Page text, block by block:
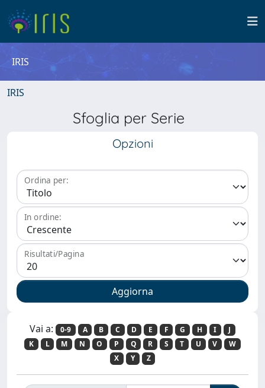
IRIS
IRIS
Sfoglia per Serie
Opzioni
Ordina per:
In ordine:
Risultati/Pagina
Vai a: 0-9 A B C D E F G H I
J
K
L M N O P Q R S T U V
W
X
Y Z